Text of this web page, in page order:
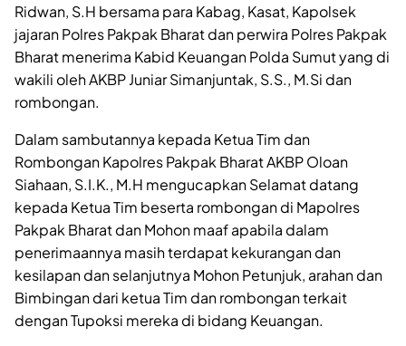
Ridwan, S.H bersama para Kabag, Kasat, Kapolsek
jajaran Polres Pakpak Bharat dan perwira Polres Pakpak
Bharat menerima Kabid Keuangan Polda Sumut yang di
wakili oleh AKBP Juniar Simanjuntak, S.S., M.Si dan
rombongan.
Dalam sambutannya kepada Ketua Tim dan
Rombongan Kapolres Pakpak Bharat AKBP Oloan
Siahaan, S.I.K., M.H mengucapkan Selamat datang
kepada Ketua Tim beserta rombongan di Mapolres
Pakpak Bharat dan Mohon maaf apabila dalam
penerimaannya masih terdapat kekurangan dan
kesilapan dan selanjutnya Mohon Petunjuk, arahan dan
Bimbingan dari ketua Tim dan rombongan terkait
dengan Tupoksi mereka di bidang Keuangan.